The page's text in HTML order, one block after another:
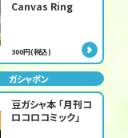
Canvas Ring
300円(税込)
ガシャポン
豆ガシャ本 「月刊コ
ロコロコミック」